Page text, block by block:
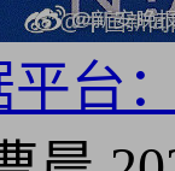
台